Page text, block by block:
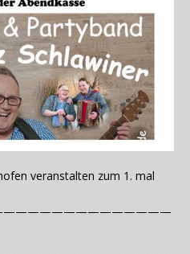
veranstalten zum 1. mal